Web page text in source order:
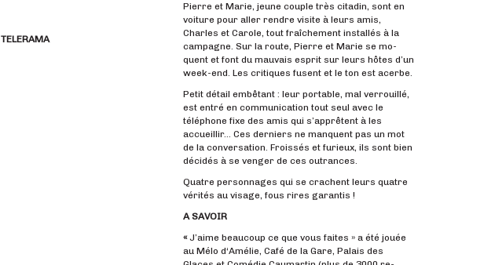
TELERAMA
Pierre et Marie, jeune couple très citadin, sont en
voiture pour aller rendre visite à leurs amis,
Charles et Carole, tout fraîchement installés à la
campagne. Sur la route, Pierre et Marie se mo­
quent et font du mauvais esprit sur leurs hôtes d’un
week-end. Les critiques fusent et le ton est acerbe.
Petit détail embêtant : leur portable, mal ver­rouillé,
est entré en communication tout seul avec le
téléphone fixe des amis qui s’apprêtent à les
accueillir… Ces derniers ne manquent pas un mot
de la conversation. Froissés et furieux, ils sont bien
décidés à se venger de ces outrances.
Quatre personnages qui se crachent leurs quatre
vérités au visage, fous rires garantis !
A SAVOIR
«J’aime beaucoup ce que vous faites » a été jouée
au Mélo d‘Amélie, Café de la Gare, Palais des